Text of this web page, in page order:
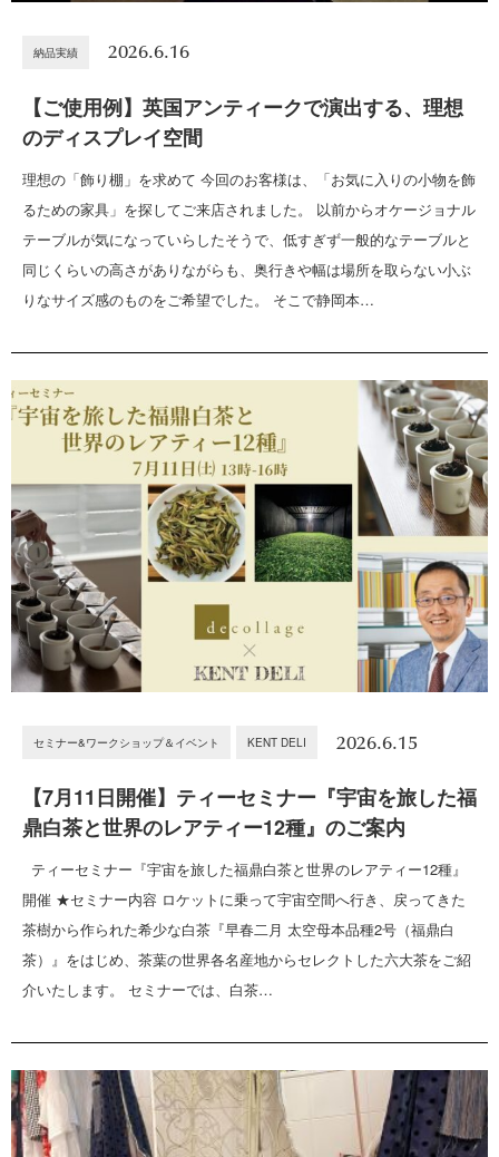
納品実績 2026.6.16
【ご使用例】英国アンティークで演出する、理想
のディスプレイ空間
理想の「飾り棚」を求めて 今回のお客様は、「お気に入りの小物を飾
るための家具」を探してご来店されました。 以前からオケージョナル
テーブルが気になっていらしたそうで、低すぎず一般的なテーブルと
同じくらいの高さがありながらも、奥行きや幅は場所を取らない小ぶ
りなサイズ感のものをご希望でした。 そこで静岡本…
セミナー&ワークショップ＆イベント KENT DELI 2026.6.15
【7月11日開催】ティーセミナー『宇宙を旅した福
鼎白茶と世界のレアティー12種』のご案内
ティーセミナー『宇宙を旅した福鼎白茶と世界のレアティー12種』
開催 ★セミナー内容 ロケットに乗って宇宙空間へ行き、戻ってきた
茶樹から作られた希少な白茶『早春二月 太空母本品種2号（福鼎白
茶）』をはじめ、茶葉の世界各名産地からセレクトした六大茶をご紹
介いたします。 セミナーでは、白茶…